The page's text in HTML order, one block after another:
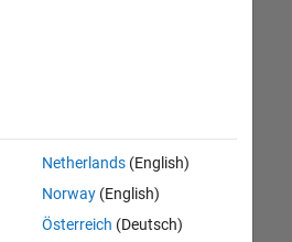
Netherlands(English)
Norway(English)
Österreich (Deutsch)